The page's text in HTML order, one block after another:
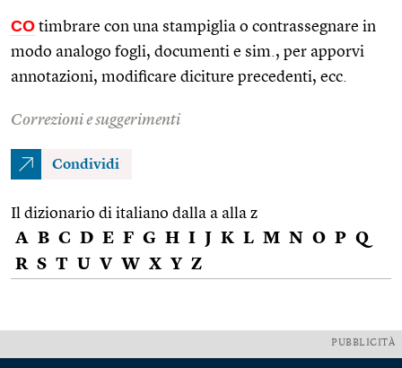
CO timbrare con una stampiglia o contrassegnare in
modo analogo fogli, documenti e sim., per apporvi
annotazioni, modificare diciture precedenti, ecc.
Correzioni e suggerimenti
Condividi
Il dizionario di italiano dalla a alla z
A B C D E F G H I J K L M N O P Q
R S T U V W X Y Z
PUBBLICITÀ